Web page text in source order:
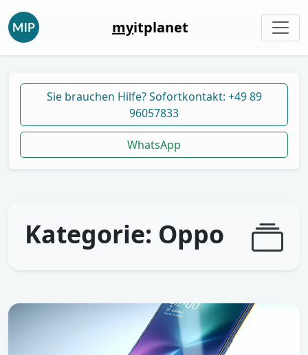
myitplanet
Sie brauchen Hilfe? Sofortkontakt: +49 89
96057833
WhatsApp
Kategorie: Oppo